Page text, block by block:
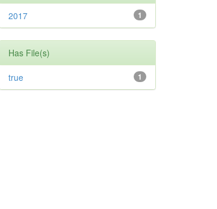
1
2017
Has File(s)
1
true